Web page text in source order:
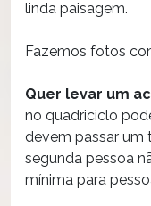
linda paisagem.
Fazemos fotos
Quer levar um
no quadriciclo
devem passar um
segunda pessoa
mínima para